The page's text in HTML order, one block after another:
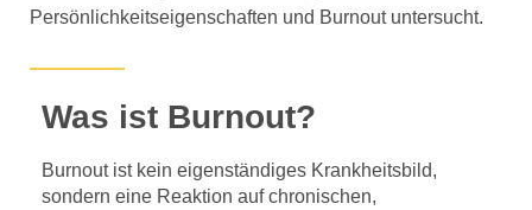
Persönlichkeitseigenschaften und Burnout untersucht.
Was ist Burnout?
Burnout ist kein eigenständiges Krankheitsbild,
sondern eine Reaktion auf chronischen,